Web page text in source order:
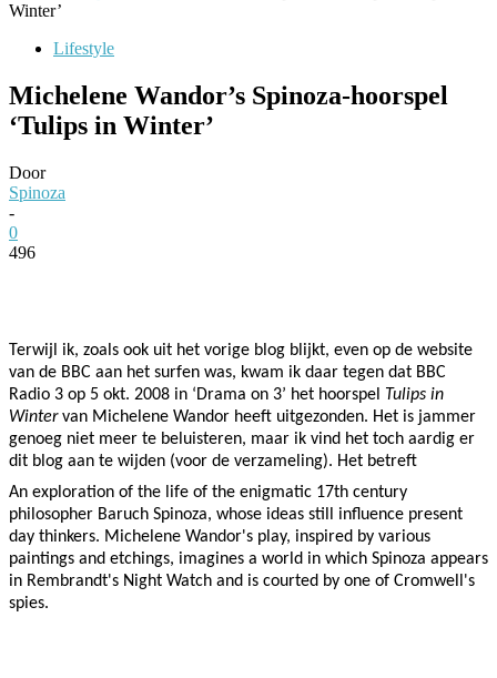
Winter’
Lifestyle
Michelene Wandor’s Spinoza-hoorspel
‘Tulips in Winter’
Door
Spinoza
-
0
496
Terwijl ik, zoals ook uit het vorige blog blijkt, even op de website
van de BBC aan het surfen was, kwam ik daar tegen dat BBC
Radio 3 op 5 okt. 2008 in ‘Drama on 3’ het hoorspel Tulips in
Wintervan Michelene Wandor heeft uitgezonden. Het is jammer
genoeg niet meer te beluisteren, maar ik vind het toch aardig er
dit blog aan te wijden (voor de verzameling). Het betreft
An exploration of the life of the enigmatic 17th century
philosopher Baruch Spinoza, whose ideas still influence present
day thinkers. Michelene Wandor's play, inspired by various
paintings and etchings, imagines a world in which Spinoza appears
in Rembrandt's Night Watch and is courted by one of Cromwell's
spies.